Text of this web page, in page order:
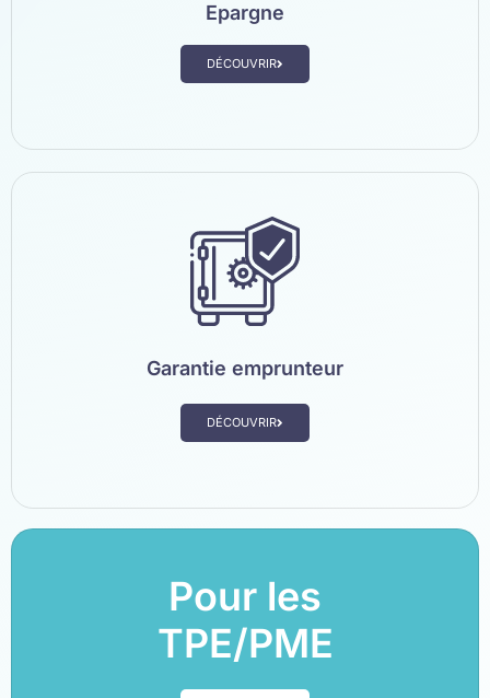
Epargne
DÉCOUVRIR
Garantie emprunteur
DÉCOUVRIR
Pour les
TPE/PME